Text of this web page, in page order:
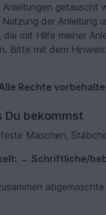
getauscht
der Anleitung
mit Hilfe meiner
Bitte mit dem
Rechte
Du bekommst
feste Maschen,
→ Schriftliche/